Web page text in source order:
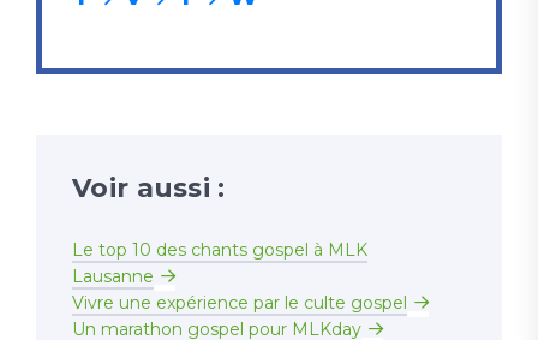
Voir aussi :
Le top 10 des chants gospel à MLK
Lausanne
Vivre une expérience par le culte gospel
Un marathon gospel pour MLKday